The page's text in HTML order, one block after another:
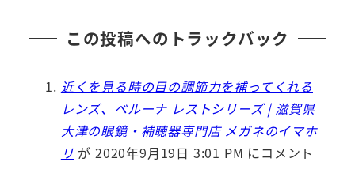
この投稿へのトラックバック
近くを見る時の目の調節力を補ってくれる
レンズ、ベルーナ レストシリーズ | 滋賀県
大津の眼鏡・補聴器専門店 メガネのイマホ
リ が 2020年9月19日 3:01 PM にコメント